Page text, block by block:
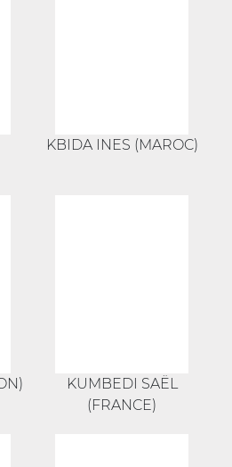
KBIDA INES (MAROC)
KUMBEDI SAËL
(FRANCE)